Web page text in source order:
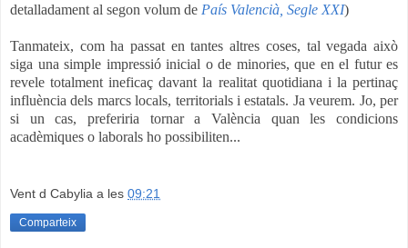
detalladament al segon volum de País Valencià, Segle XXI)
Tanmateix, com ha passat en tantes altres coses, tal vegada això
siga una simple impressió inicial o de minories, que en el futur es
revele totalment ineficaç davant la realitat quotidiana i la pertinaç
influència dels marcs locals, territorials i estatals. Ja veurem. Jo, per
si un cas, preferiria tornar a València quan les condicions
acadèmiques o laborals ho possibiliten...
Vent d Cabylia a les 09:21
Comparteix